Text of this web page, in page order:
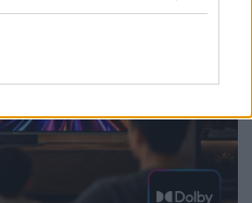
purposes in below Google